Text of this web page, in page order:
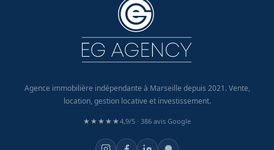
Agence immobilière indépendante à Marseille depuis 2021. Vente,
location, gestion locative et investissement.
★★★★★4,9/5 · 386 avis Google